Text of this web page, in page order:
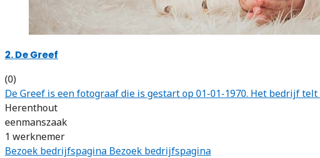
2. De Greef
(0)
De Greef is een fotograaf die is gestart op 01-01-1970. Het bedrijf
Herenthout
eenmanszaak
1 werknemer
Bezoek bedrijfspagina Bezoek bedrijfspagina